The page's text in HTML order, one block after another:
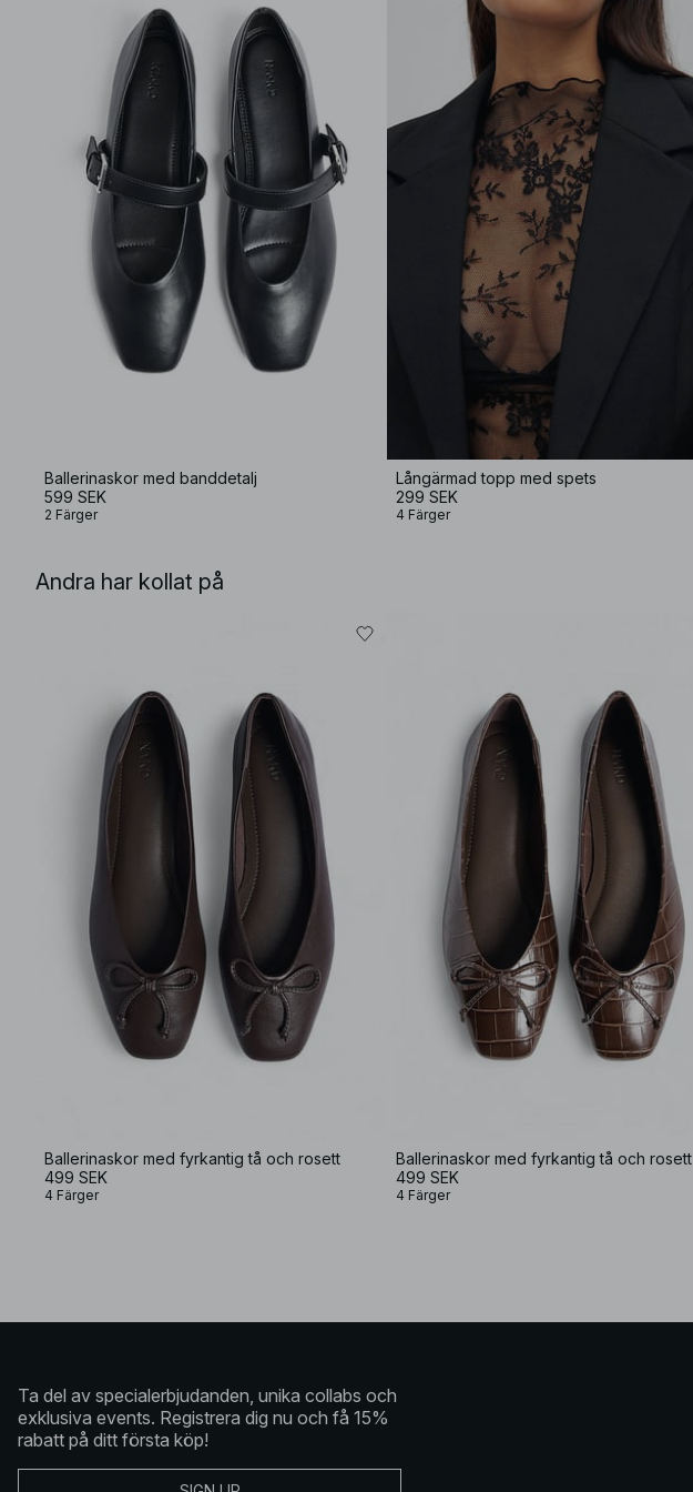
Ballerinaskor med banddetalj
599 SEK
2 Färger
Långärmad topp med spets
299 SEK
4 Färger
Andra har kollat på
Ballerinaskor med fyrkantig tå och rosett
499 SEK
4 Färger
Ballerinaskor med fyrkantig tå och rosett
499 SEK
4 Färger
Ta del av specialerbjudanden, unika collabs och
exklusiva events. Registrera dig nu och få 15%
rabatt på ditt första köp!